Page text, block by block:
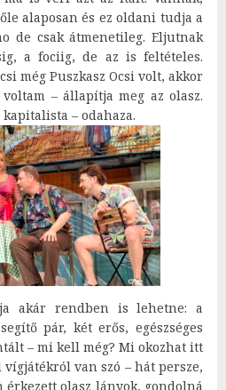
alaposan és ez oldani tudja a
de csak átmenetileg. Eljutnak
a fociig, de az is feltételes.
még Puszkasz Ocsi volt, akkor
– állapítja meg az olasz.
– odahaza.
akár rendben is lehetne: a
pár, két erős, egészséges
– mi kell még? Mi okozhat itt
vígjátékról van szó – hát persze,
olasz lányok, gondolná